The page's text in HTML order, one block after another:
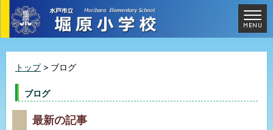
トップ> ブログ
ブログ
最新の記事